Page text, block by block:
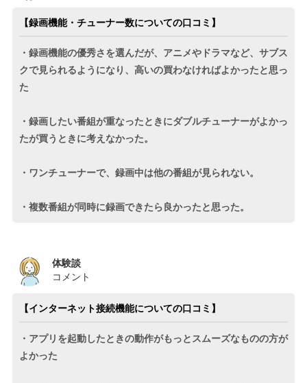
【録画機能・チューナー数についての口コミ】
・録画機能の優秀さを選んだが、アニメやドラマなど、サブス
クで見られるようになり、高いの買わなければよかったと思っ
た
・録画したい番組が重なったときにダブルチューナーがよかっ
たが買うときに考えなかった。
・ワンチューナーで、録画中は他の番組が見られない。
・複数番組が同時に録画できたら良かったと思った。
体験談
コメント
【インターネット接続機能についての口コミ】
・アプリを起動したときの動作がもっとスムーズなものの方が
よかった